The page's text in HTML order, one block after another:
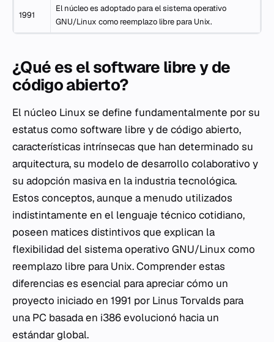
1991
El núcleo es adoptado para el sistema operativo
GNU/Linux como reemplazo libre para Unix.
¿Qué es el software libre y de
código abierto?
El núcleo Linux se define fundamentalmente por su
estatus como software libre y de código abierto,
características intrínsecas que han determinado su
arquitectura, su modelo de desarrollo colaborativo y
su adopción masiva en la industria tecnológica.
Estos conceptos, aunque a menudo utilizados
indistintamente en el lenguaje técnico cotidiano,
poseen matices distintivos que explican la
flexibilidad del sistema operativo GNU/Linux como
reemplazo libre para Unix. Comprender estas
diferencias es esencial para apreciar cómo un
proyecto iniciado en 1991 por Linus Torvalds para
una PC basada en i386 evolucionó hacia un
estándar global.